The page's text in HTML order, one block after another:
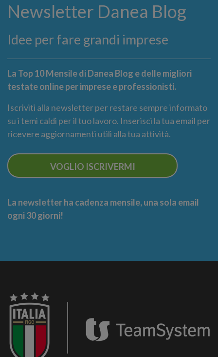
Newsletter Danea Blog
Idee per fare grandi imprese
La Top 10 Mensile di Danea Blog e delle migliori
testate online per imprese e professionisti.
Iscriviti alla newsletter per restare sempre informato
su i temi caldi per il tuo lavoro. Inserisci la tua email per
ricevere aggiornamenti utili alla tua attività.
VOGLIO ISCRIVERMI
La newsletter ha cadenza mensile, una sola email
ogni 30 giorni!